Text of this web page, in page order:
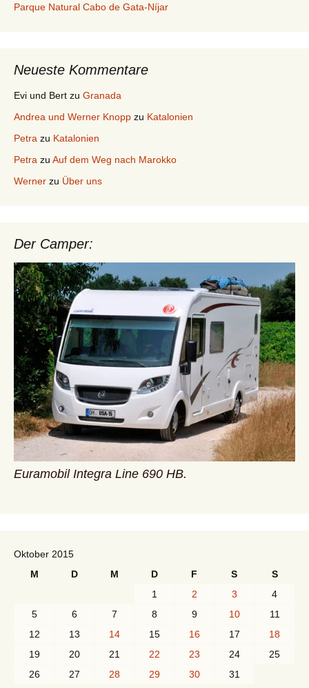
Parque Natural Cabo de Gata-Níjar
Neueste Kommentare
Evi und Bert zu Granada
Andrea und Werner Knopp zu Katalonien
Petra zu Katalonien
Petra zu Auf dem Weg nach Marokko
Werner zu Über uns
Der Camper:
Euramobil Integra Line 690 HB.
Oktober 2015
M
D M D F S
S
1
2 3
4
5
6 7 8 9 10
11
12
13 14 15 16 17
18
19
20 21 22 23 24
25
26
27 28 29 30
31